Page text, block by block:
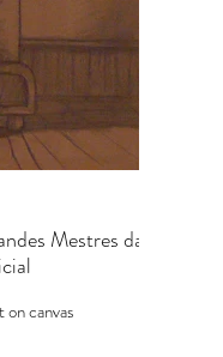
Mestres da
canvas